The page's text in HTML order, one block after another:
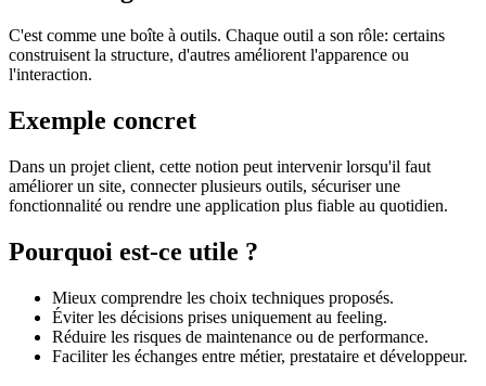
C'est comme une boîte à outils. Chaque outil a son rôle: certains
construisent la structure, d'autres améliorent l'apparence ou
l'interaction.
Exemple concret
Dans un projet client, cette notion peut intervenir lorsqu'il faut
améliorer un site, connecter plusieurs outils, sécuriser une
fonctionnalité ou rendre une application plus fiable au quotidien.
Pourquoi est-ce utile ?
Mieux comprendre les choix techniques proposés.
Éviter les décisions prises uniquement au feeling.
Réduire les risques de maintenance ou de performance.
Faciliter les échanges entre métier, prestataire et développeur.